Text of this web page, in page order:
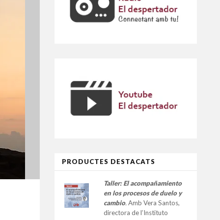
PRODUCTES DESTACATS
Taller: El acompañamiento
en los procesos de duelo y
cambio. Amb Vera Santos,
directora de l’Instituto